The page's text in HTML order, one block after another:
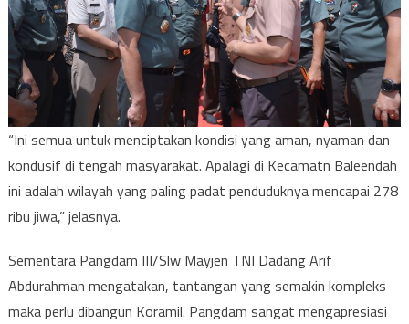
“Ini semua untuk menciptakan kondisi yang aman, nyaman dan
kondusif di tengah masyarakat. Apalagi di Kecamatn Baleendah
ini adalah wilayah yang paling padat penduduknya mencapai 278
ribu jiwa,” jelasnya.
Sementara Pangdam III/Slw Mayjen TNI Dadang Arif
Abdurahman mengatakan, tantangan yang semakin kompleks
maka perlu dibangun Koramil. Pangdam sangat mengapresiasi